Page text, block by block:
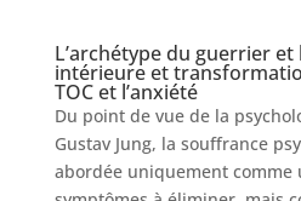
L’archétype du guerrier et
intérieure et
TOC et l’anxiété
Du point de vue de la
Gustav Jung, la souffrance
abordée uniquement comme